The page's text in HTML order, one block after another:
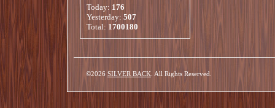
Today: 176
Yesterday: 507
Total: 1700180
©2026 SILVER BACK . All Rights Reserved.